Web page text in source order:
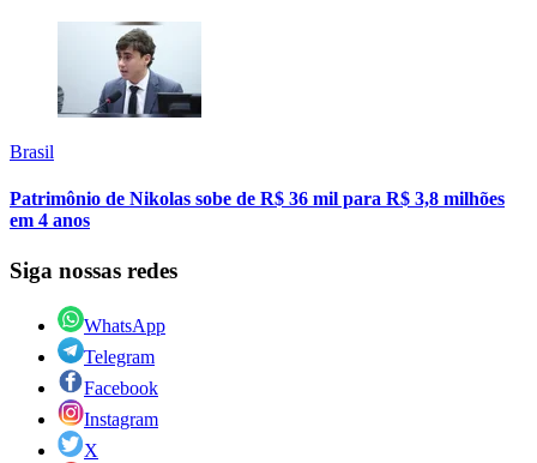
Brasil
Patrimônio de Nikolas sobe de R$ 36 mil para R$ 3,8 milhões
em 4 anos
Siga nossas redes
WhatsApp
Telegram
Facebook
Instagram
X